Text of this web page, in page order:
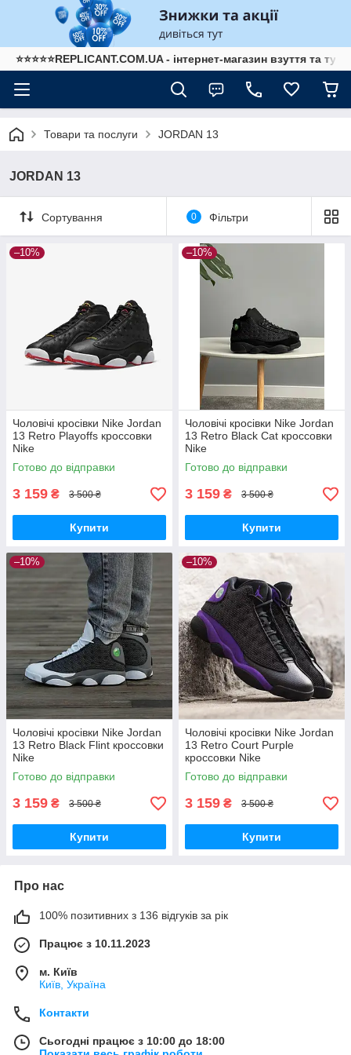
⭐⭐⭐⭐⭐REPLICANT.COM.UA - інтернет-магазин взуття та
Товари та послуги JORDAN 13
JORDAN 13
Сортування 0 Фільтри
–10%
Чоловічі кросівки Nike Jordan
13 Retro Playoffs кроссовки
Nike
Готово до відправки
3 159 ₴ 3 500 ₴
Купити
–10%
Чоловічі кросівки Nike Jordan
13 Retro Black Cat кроссовки
Nike
Готово до відправки
3 159 ₴ 3 500 ₴
Купити
–10%
Чоловічі кросівки Nike Jordan
13 Retro Black Flint кроссовки
Nike
Готово до відправки
3 159 ₴ 3 500 ₴
Купити
–10%
Чоловічі кросівки Nike Jordan
13 Retro Court Purple
кроссовки Nike
Готово до відправки
3 159 ₴ 3 500 ₴
Купити
Про нас
100% позитивних з 136 відгуків за рік
Працює з 10.11.2023
м. Київ
Київ, Україна
Контакти
Сьогодні працює з 10:00 до 18:00